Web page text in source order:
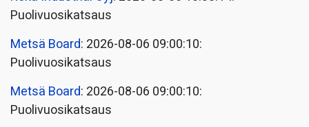
Puolivuosikatsaus
Metsä Board: 2026-08-06 09:00:10:
Puolivuosikatsaus
Metsä Board: 2026-08-06 09:00:10:
Puolivuosikatsaus